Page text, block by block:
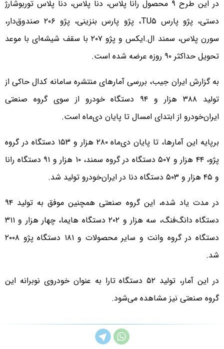
در این طرح ۹ محصول رانا پلاس، دنا پلاس، دنا پلاس توربوشارژ
دستی، پژو پارس TU۵، پژو پارس بنزینی، پژو ۲۰۶ صندوق‌دار،
سورن پلاس، سمند ال.‌ایکس و پژو ۲۰۷ با سقف شیشه‌ای با موعد
تحویل حداکثر ۹۰ روزه عرضه شده است.
به گزارش ایران جیب، بررسی آمارهای منتشره سامانه کدال حاکی از
تولید ۳۸۸ هزار و ۹۴ دستگاه خودرو از سوی گروه صنعتی
ایران‌خودرو از ابتدای امسال تا پایان دی‌ماه است.
برپایه این آمارها، تا پایان دی‌ماه ۲۸۰ هزار و ۱۵۳ دستگاه در گروه
پژو، ۴۴ هزار و ۵۰۷ دستگاه در گروه سمند، ۱۰ هزار و ۹۱ دستگاه رانا
و ۴۵ هزار و ۵۰۳ دستگاه دنا در ایران‌خودرو تولید شد.
در مدت یاد شده، این گروه صنعتی همچنین موفق به تولید ۹۴
دستگاه دانگ‌فنگ، سه هزار و ۲۰۲ دستگاه هایما، چهار هزار و ۳۱۱
دستگاه در گروه وانت و سایر محصولات و ۱۸۱ دستگاه پژو ۲۰۰۸
شد.
در این آمار، تولید ۵۲ دستگاه تارا به عنوان خودروی نوبرانه این
گروه صنعتی نیز مشاهده می‌شود.